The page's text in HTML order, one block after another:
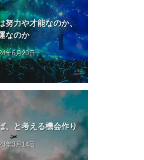
努力や才能なのか、
なのか
年6月20日
と考える機会作り
年3月14日